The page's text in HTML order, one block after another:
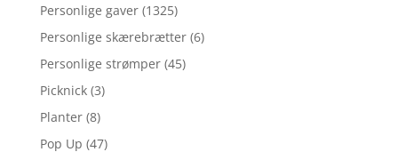
Personlige gaver (1325)
Personlige skærebrætter (6)
Personlige strømper (45)
Picknick (3)
Planter (8)
Pop Up (47)